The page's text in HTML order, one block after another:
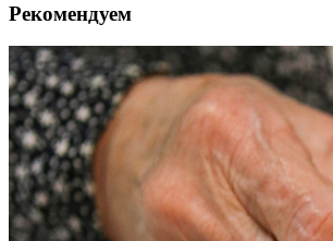
Рекомендуем